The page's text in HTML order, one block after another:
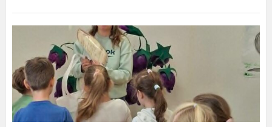
Priešmokyklinukai
viktorinoje
apie
gamtą